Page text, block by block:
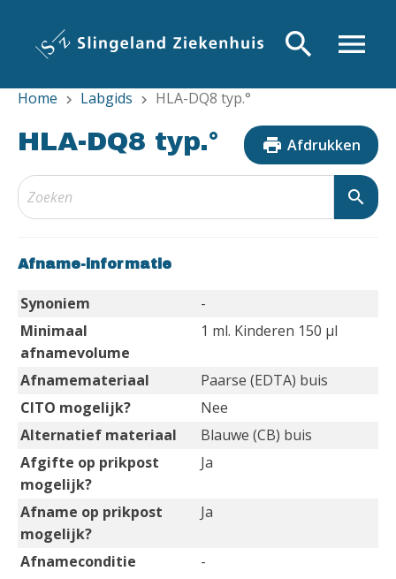
inhoud
menu
search
Home chevron_right Labgids chevron_right HLA-DQ8 typ.°
HLA-DQ8 typ.° print Afdrukken
search
Afname-informatie
Synoniem
-
Minimaal
afnamevolume
1 ml. Kinderen 150 µl
Afnamemateriaal
Paarse (EDTA) buis
CITO mogelijk?
Nee
Alternatief materiaal
Blauwe (CB) buis
Afgifte op prikpost
mogelijk?
Ja
Afname op prikpost
mogelijk?
Ja
Afnameconditie -